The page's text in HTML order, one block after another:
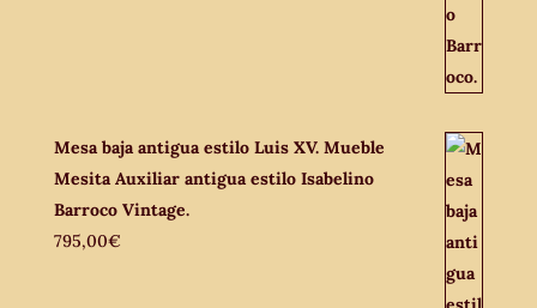
Mesa baja antigua estilo Luis XV. Mueble
Mesita Auxiliar antigua estilo Isabelino
Barroco Vintage.
795,00€